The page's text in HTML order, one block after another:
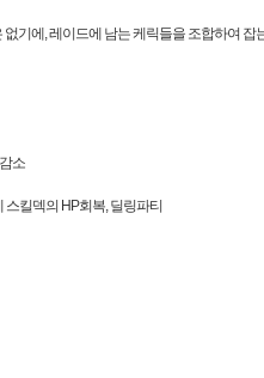
기에, 레이드에 남는 케릭들을 조합하여 잡
소
킬덱의 HP회복, 딜링파티